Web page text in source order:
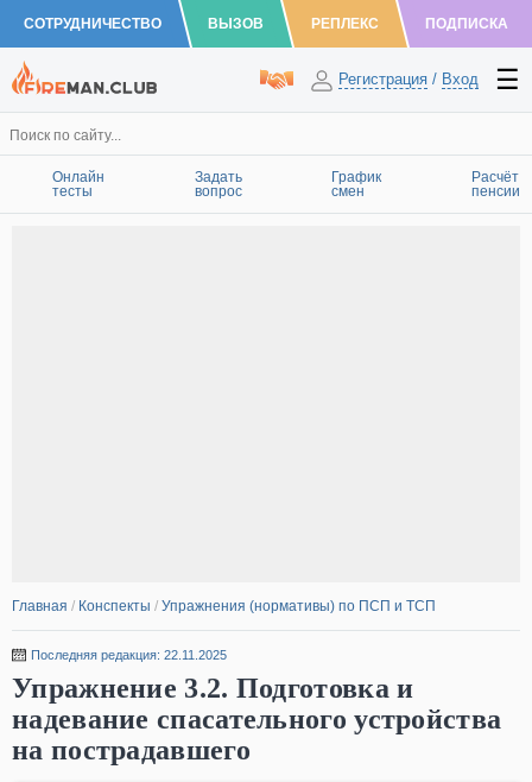
СОТРУДНИЧЕСТВО ВЫЗОВ РЕПЛЕКС ПОДПИСКА
Регистрация / Вход
Онлайн
тесты
Задать
вопрос
График
смен
Расчёт
пенсии
Главная / Конспекты / Упражнения (нормативы) по ПСП и ТСП
Последняя редакция: 22.11.2025
Упражнение 3.2. Подготовка и
надевание спасательного устройства
на пострадавшего